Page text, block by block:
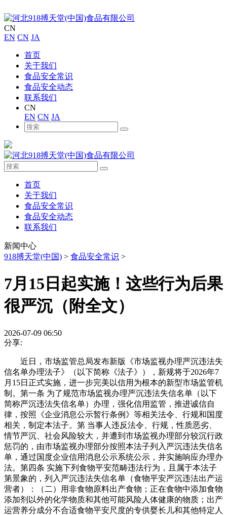
CN
EN CN JA
首页
关于我们
食品安全常识
食品安全动态
联系我们
CN
EN CN JA
首页
关于我们
食品安全常识
食品安全动态
联系我们
新闻中心
918搏天堂(中国) > 食品安全常识 >
7月15日起实施！这些行为后果
很严沉（附全文）
2026-07-09 06:50
分享:
近日，市场监管总局发布新版《市场监视办理严沉违法失
信名单办理法子》（以下简称《法子》），新规将于2026年7
月15日正式实施，进一步完美以信用为根本的新型市场监管机
制。第一条 为了规范市场监视办理严沉违法失信名单（以下
简称严沉违法失信名单）办理，强化信用监管，推进诚信自
律，按照《企业消息公示暂行条例》等相关法令、行规和国度
相关，制定本法子。第 当事人违反法令、行规，性质恶劣、
情节严沉、社会风险较大，并遭到市场监视办理部分较沉行政
惩罚的，由市场监视办理部分按照本法子列入严沉违法失信名
单，通过国度企业信用消息公示系统公示，并实施响应办理办
法。第四条 实施下列食物平安范畴违法行为，且属于本法子
第景象的，列入严沉违法失信名单（食物平安严沉违法出产运
营者）：（二）用非食物原料出产食物；正在食物中添加食物
添加剂以外的化学物质和其他可能风险人体健康的物质；出产
运营养分成分不合适食物平安尺度的专供婴长儿和其他特定人